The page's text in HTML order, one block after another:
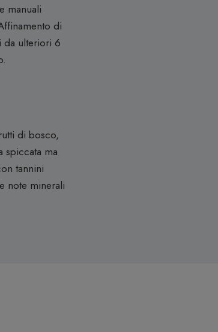
manuali
di
da ulteriori 6
di bosco,
spiccata ma
tannini
note minerali